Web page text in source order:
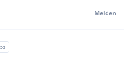
Melden